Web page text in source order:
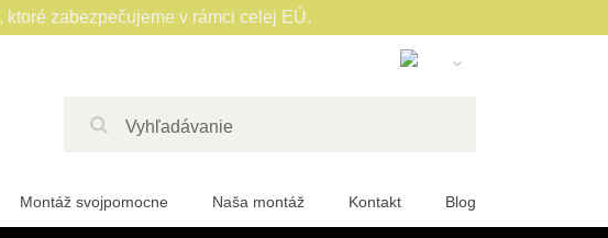
Polish
Montáž svojpomocne Naša montáž Kontakt Blog
zabezpečujeme v rámci celej EÚ.